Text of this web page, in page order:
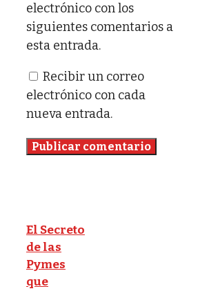
electrónico con los
siguientes comentarios a
esta entrada.
Recibir un correo
electrónico con cada
nueva entrada.
El Secreto
de las
Pymes
que